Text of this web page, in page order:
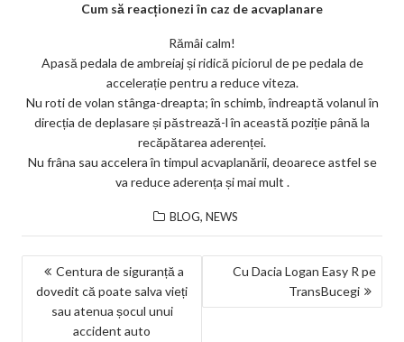
Cum să reacționezi în caz de acvaplanare
Rămâi calm!
Apasă pedala de ambreiaj și ridică piciorul de pe pedala de
accelerație pentru a reduce viteza.
Nu roti de volan stânga-dreapta; în schimb, îndreaptă volanul în
direcția de deplasare și păstrează-l în această poziție până la
recăpătarea aderenței.
Nu frâna sau accelera în timpul acvaplanării, deoarece astfel se
va reduce aderența și mai mult .
BLOG, NEWS
NAVIGARE
ÎN
ARTICOLE
Centura de siguranță a
dovedit că poate salva vieți
sau atenua șocul unui
accident auto
Cu Dacia Logan Easy R pe
TransBucegi